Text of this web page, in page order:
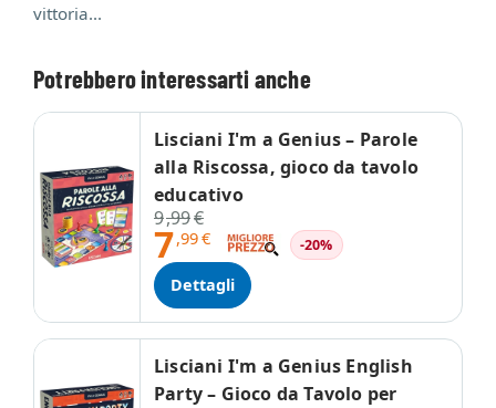
vittoria...
Potrebbero interessarti anche
Lisciani I'm a Genius – Parole
alla Riscossa, gioco da tavolo
educativo
9,99€
7,99€ -20%
Dettagli
Lisciani I'm a Genius English
Party – Gioco da Tavolo per